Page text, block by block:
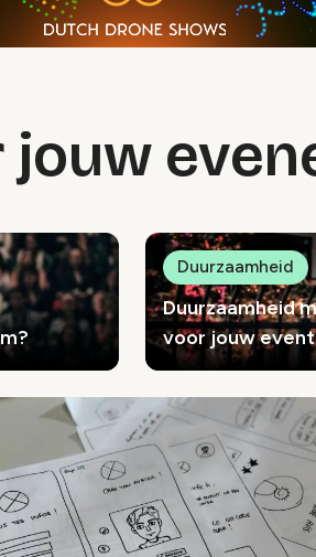
Duurzaamheid
voor jouw
Duurzaamheid